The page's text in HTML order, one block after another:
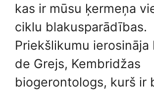
kas ir mūsu ķermeņa
ciklu blakusparādības.
Priekšlikumu ierosināja
de Grejs, Kembridžas
biogerontologs, kurš ir